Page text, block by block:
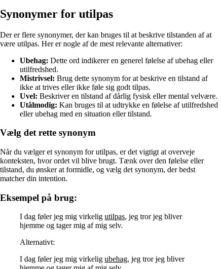
Synonymer for utilpas
Der er flere synonymer, der kan bruges til at beskrive tilstanden af at
være utilpas. Her er nogle af de mest relevante alternativer:
Ubehag: Dette ord indikerer en generel følelse af ubehag eller
utilfredshed.
Mistrivsel: Brug dette synonym for at beskrive en tilstand af
ikke at trives eller ikke føle sig godt tilpas.
Uvel: Beskriver en tilstand af dårlig fysisk eller mental velvære.
Utålmodig: Kan bruges til at udtrykke en følelse af utilfredshed
eller ubehag med en situation eller tilstand.
Vælg det rette synonym
Når du vælger et synonym for utilpas, er det vigtigt at overveje
konteksten, hvor ordet vil blive brugt. Tænk over den følelse eller
tilstand, du ønsker at formidle, og vælg det synonym, der bedst
matcher din intention.
Eksempel på brug:
I dag føler jeg mig virkelig utilpas, jeg tror jeg bliver
hjemme og tager mig af mig selv.
Alternativt:
I dag føler jeg mig virkelig ubehag, jeg tror jeg bliver